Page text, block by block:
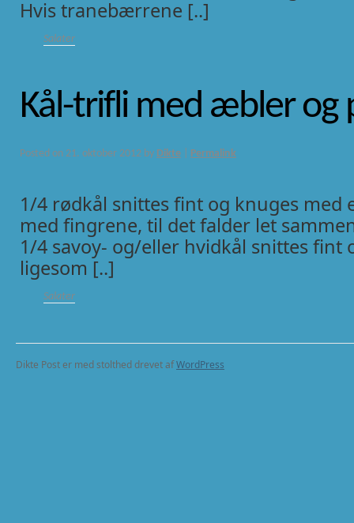
Hvis tranebærrene [..]
Salater
Kål-trifli med æbler og
Posted on 21. oktober 2012 by Dikte Permalink
1/4 rødkål snittes fint og knuges med
med fingrene, til det falder let
1/4 savoy- og/eller hvidkål snittes fint
ligesom [..]
Salater
Dikte Post er med stolthed drevet afWordPress